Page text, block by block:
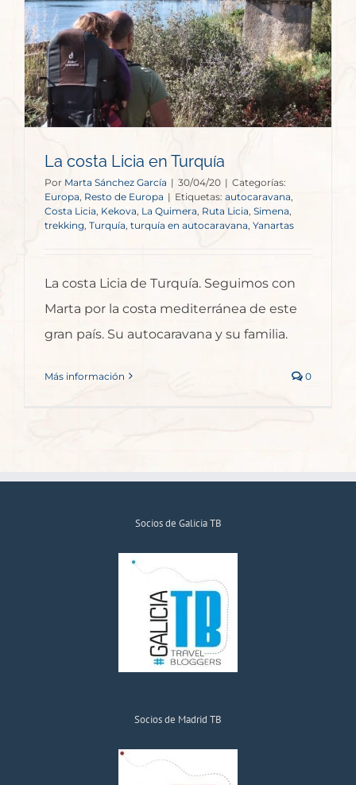
La costa Licia en Turquía
Por Marta Sánchez García | 30/04/20 | Categorías:
Europa, Resto de Europa | Etiquetas: autocaravana,
Costa Licia, Kekova La Quimera Ruta Licia Simena
trekking Turquía, turquía en autocaravana Yanartas
La costa Licia de Turquía. Seguimos con
Marta por la costa mediterránea de este
gran país. Su autocaravana y su familia.
Más información 0
Socios de Galicia TB
Socios de Madrid TB